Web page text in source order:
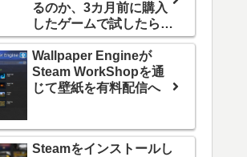
るのか、3カ月前に購入
したゲームで試したらで
きました」の続報
Wallpaper Engineが
Steam WorkShopを通
じて壁紙を有料配信へ
Steamをインストールし